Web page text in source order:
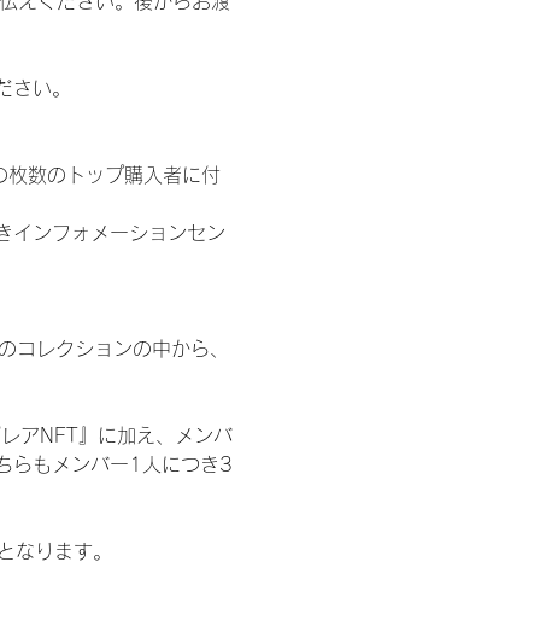
い。
数のトップ購入者に付
インフォメーションセン
レクションの中から、
アNFT』に加え、メンバ
らもメンバー1人につき3
なります。